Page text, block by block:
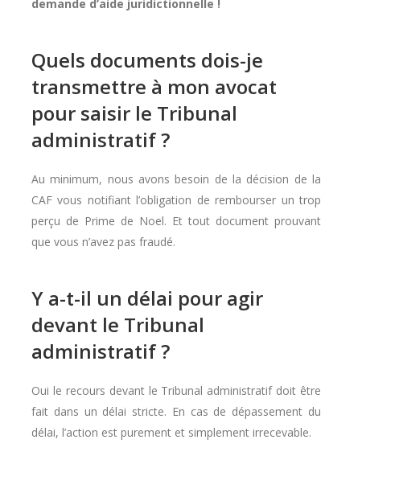
demande d’aide juridictionnelle !
Quels documents dois-je
transmettre à mon avocat
pour saisir le Tribunal
administratif ?
Au minimum, nous avons besoin de la décision de la
CAF vous notifiant l’obligation de rembourser un trop
perçu de Prime de Noel. Et tout document prouvant
que vous n’avez pas fraudé.
Y a-t-il un délai pour agir
devant le Tribunal
administratif ?
Oui le recours devant le Tribunal administratif doit être
fait dans un délai stricte. En cas de dépassement du
délai, l’action est purement et simplement irrecevable.